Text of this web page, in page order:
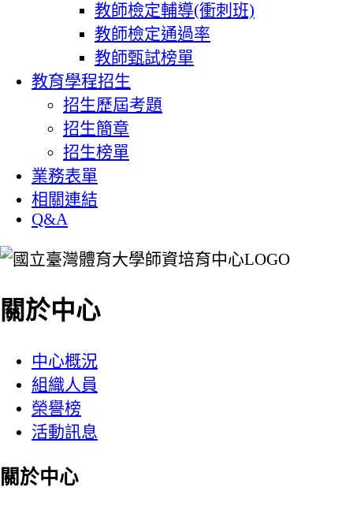
教師檢定輔導(衝刺班)
教師檢定通過率
教師甄試榜單
教育學程招生
招生歷屆考題
招生簡章
招生榜單
業務表單
相關連結
Q&A
:::
關於中心
中心概況
組織人員
榮譽榜
活動訊息
關於中心